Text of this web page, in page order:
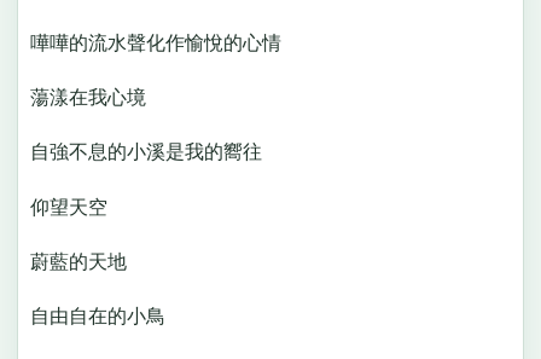
嘩嘩的流水聲化作愉悅的心情
蕩漾在我心境
自強不息的小溪是我的嚮往
仰望天空
蔚藍的天地
自由自在的小鳥